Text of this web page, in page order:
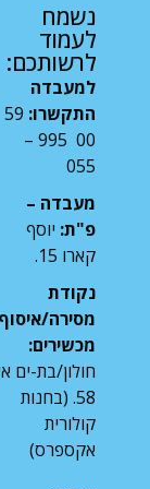
נשמח
לעמוד
לרשותכם:
למעבדה
התקשרו: 59
00 995 –
055
מעבדה –
פ"ת: יוסף
קארו 15.
נקודת
מסירה/איסוף
מכשירים:
חולון/בת-ים
58. (בחנות
קולורית
אקספרס)